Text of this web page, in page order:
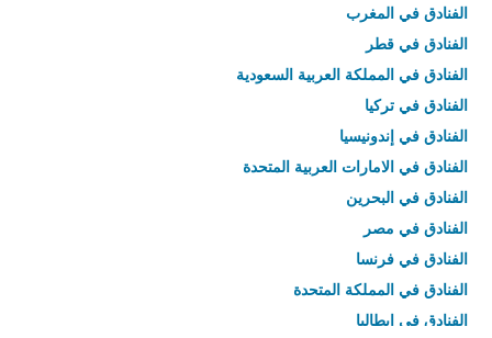
الفنادق في المغرب
الفنادق في قطر
الفنادق في المملكة العربية السعودية
الفنادق في تركيا
الفنادق في إندونيسيا
الفنادق في الامارات العربية المتحدة
الفنادق في البحرين
الفنادق في مصر
الفنادق في فرنسا
الفنادق في المملكة المتحدة
الفنادق في إيطاليا